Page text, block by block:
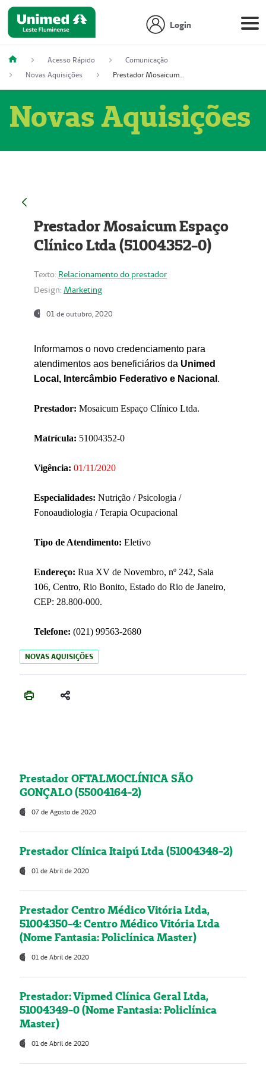
Login
Acesso Rápido
Comunicação
Novas Aquisições
Prestador Mosaicum Espaço Clínico Ltda (51004352-0)
Novas Aquisições
Prestador Mosaicum Espaço
Clínico Ltda (51004352-0)
Texto: Relacionamento do prestador
Design: Marketing
01 de outubro, 2020
Informamos o novo credenciamento para
atendimentos aos beneficiários da Unimed
Local, Intercâmbio Federativo e Nacional .
Prestador: Mosaicum Espaço Clínico Ltda.
Matrícula: 51004352-0
Vigência: 01/11/2020
Especialidades: Nutrição / Psicologia /
Fonoaudiologia / Terapia Ocupacional
Tipo de Atendimento: Eletivo
Endereço: Rua XV de Novembro, nº 242, Sala
106, Centro, Rio Bonito, Estado do Rio de Janeiro,
CEP: 28.800-000.
Telefone: (021) 99563-2680
NOVAS AQUISIÇÕES
Prestador OFTALMOCLÍNICA SÃO
GONÇALO (55004164-2)
07 de Agosto de 2020
Prestador Clínica Itaipú Ltda (51004348-2)
01 de Abril de 2020
Prestador Centro Médico Vitória Ltda,
51004350-4: Centro Médico Vitória Ltda
(Nome Fantasia: Policlínica Master)
01 de Abril de 2020
Prestador: Vipmed Clínica Geral Ltda,
51004349-0 (Nome Fantasia: Policlínica
Master)
01 de Abril de 2020